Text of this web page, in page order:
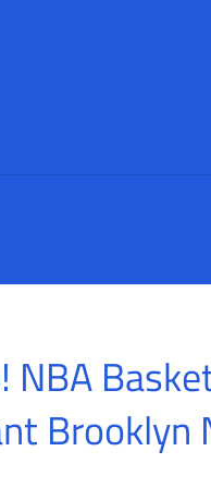
NBA
Brooklyn